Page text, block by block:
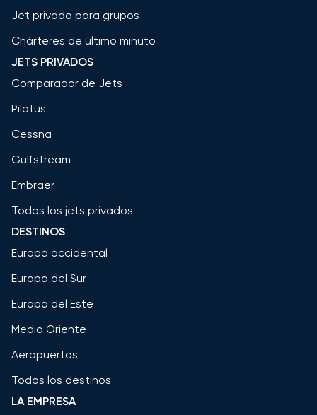
Jet privado para grupos
Chárteres de último minuto
JETS PRIVADOS
Comparador de Jets
Pilatus
Cessna
Gulfstream
Embraer
Todos los jets privados
DESTINOS
Europa occidental
Europa del Sur
Europa del Este
Medio Oriente
Aeropuertos
Todos los destinos
LA EMPRESA